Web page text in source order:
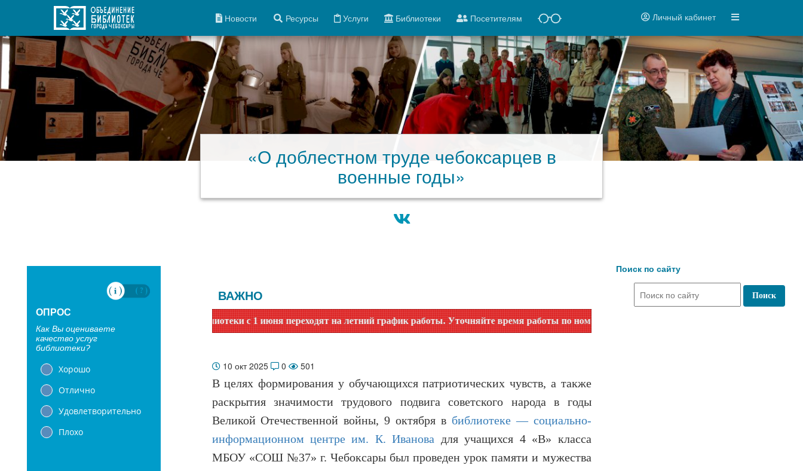
Новости Ресурсы Услуги Библиотеки Посетителям Личный кабинет
«О доблестном труде чебоксарцев в
военные годы»
ОПРОС
Как Вы оцениваете
качество услуг
библиотеки?
Хорошо
Отлично
Удовлетворительно
Плохо
ВАЖНО
читатели! Сообщаем, что библиотеки с 1 июня переходят на летний график работы. Уточняйте время работы по номеру телефона или на сайте в разделе "Библиотеки"!
10 окт 2025 0 501
В целях формирования у обучающихся патриотических чувств, а также
раскрытия значимости трудового подвига советского народа в годы
Великой Отечественной войны, 9 октября в библиотеке — социально-
информационном центре им. К. Иванова для учащихся 4 «В» класса
МБОУ «СОШ №37» г. Чебоксары был проведен урок памяти и мужества
Поиск по сайту